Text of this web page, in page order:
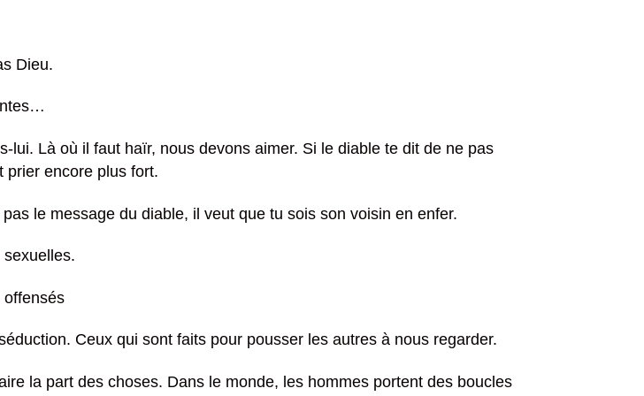
Dieu.
lui. Là où il faut haïr, nous devons aimer. Si le diable te dit de ne pas
prier encore plus fort.
le message du diable, il veut que tu sois son voisin en enfer.
offensés
Ceux qui sont faits pour pousser les autres à nous regarder.
la part des choses. Dans le monde, les hommes portent des boucles